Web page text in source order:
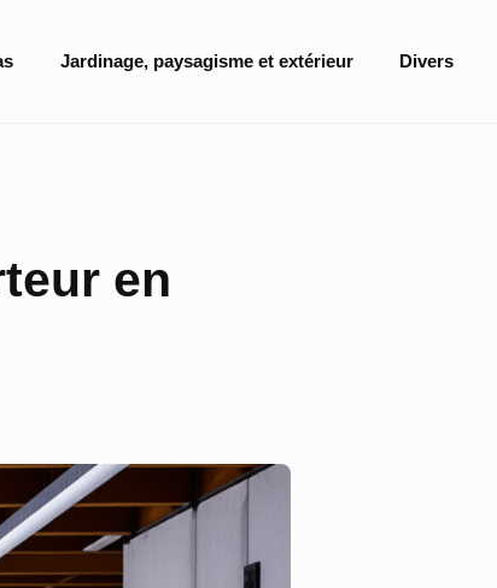
Jardinage, paysagisme et extérieur Divers
en